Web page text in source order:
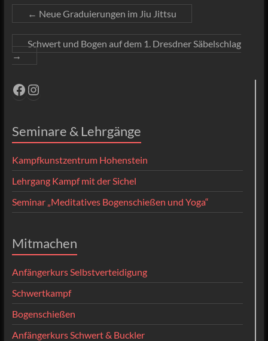
← Neue Graduierungen im Jiu Jittsu
Schwert und Bogen auf dem 1. Dresdner Säbelschlag
→
Facebook
Instagram
Seminare & Lehrgänge
Kampfkunstzentrum Hohenstein
Lehrgang Kampf mit der Sichel
Seminar „Meditatives Bogenschießen und Yoga“
Mitmachen
Anfängerkurs Selbstverteidigung
Schwertkampf
Bogenschießen
Anfängerkurs Schwert & Buckler